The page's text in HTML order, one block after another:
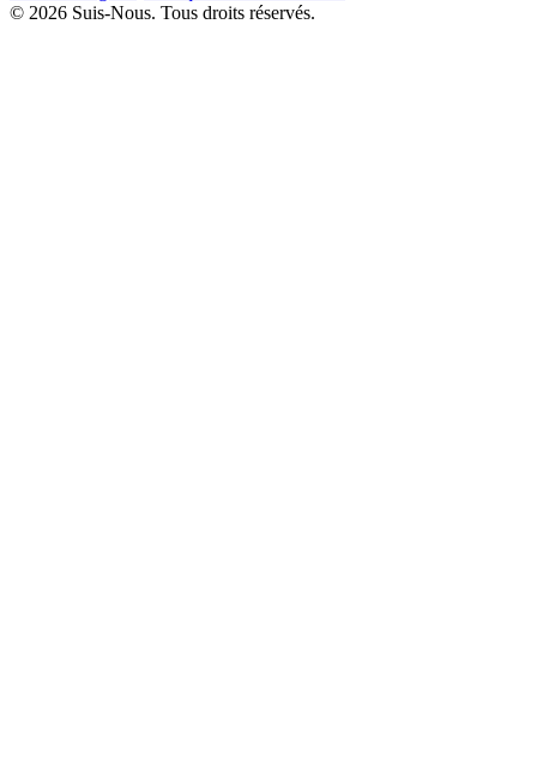
© 2026 Suis-Nous. Tous droits réservés.